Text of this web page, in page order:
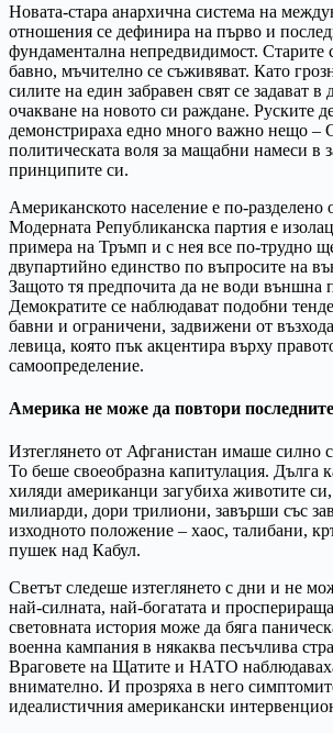
Новата-стара анархична система на
отношения се дефинира на първо и
фундаментална непредвидимост. Старите
бавно, мъчително се съживяват. Като
силите на един забравен свят се задават в
очакване на новото си раждане. Руските
демонстрираха едно много важно нещо
политическата воля за мащабни намеси в
принципите си.
Американското население е по-разделено
Модерната Републиканска партия е
примера на Тръмп и с нея все по-трудно
двупартийно единство по въпросите на
Защото тя предпочита да не води външна
Демократите се наблюдават подобни
бавни и ограничени, задвижени от
левица, която пък акцентира върху
самоопределение.
Америка не може да повтори
Изтеглянето от Афганистан имаше силно
То беше своеобразна капитулация. Дълга
хиляди американци загубиха животите си,
милиарди, дори трилиони, завърши със
изходното положение – хаос, талибани,
пушек над Кабул.
Светът следеше изтеглянето с дни и не
най-силната, най-богатата и
световната история може да бяга
военна кампания в някаква песъчлива
Враговете на Щатите и НАТО
внимателно. И прозряха в него
идеалистичния американски